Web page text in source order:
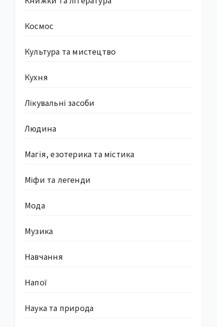
Космос
Культура та мистецтво
Кухня
Лікувальні засоби
Людина
Магія, езотерика та містика
Міфи та легенди
Мода
Музика
Навчання
Напої
Наука та природа